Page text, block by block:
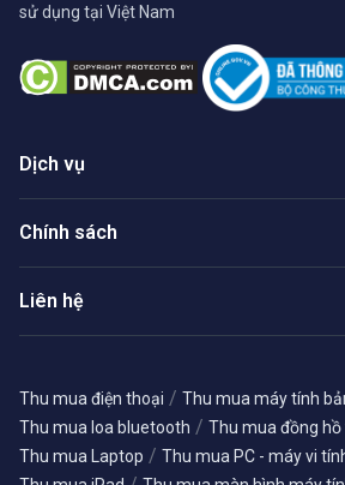
sử dụng tại Việt Nam
Dịch vụ
Chính sách
Liên hệ
Thu mua điện thoại / Thu mua máy tính
Thu mua loa bluetooth / Thu mua đồng
Thu mua Laptop / Thu mua PC - máy vi